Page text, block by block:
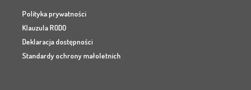
Polityka prywatności
Klauzula RODO
Deklaracja dostępności
Standardy ochrony małoletnich